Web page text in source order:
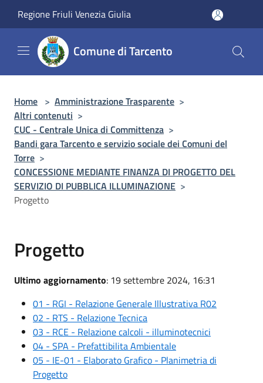
Regione Friuli Venezia Giulia
Comune di Tarcento
Home > Amministrazione Trasparente >
Altri contenuti >
CUC - Centrale Unica di Committenza >
Bandi gara Tarcento e servizio sociale dei Comuni del
Torre >
CONCESSIONE MEDIANTE FINANZA DI PROGETTO DEL
SERVIZIO DI PUBBLICA ILLUMINAZIONE >
Progetto
Progetto
Ultimo aggiornamento: 19 settembre 2024, 16:31
01 - RGI - Relazione Generale Illustrativa R02
02 - RTS - Relazione Tecnica
03 - RCE - Relazione calcoli - illuminotecnici
04 - SPA - Prefattibilita Ambientale
05 - IE-01 - Elaborato Grafico - Planimetria di
Progetto